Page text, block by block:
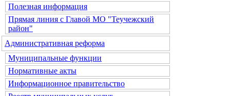
Полезная информация
Прямая линия с Главой МО "Теучежский
район"
Административная реформа
Муниципальные функции
Нормативные акты
Информационное правительство